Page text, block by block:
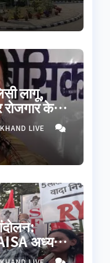
लागू,
के
में 60%
LIVE
अध्यक्ष
स्याही,